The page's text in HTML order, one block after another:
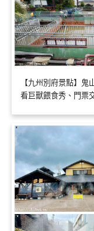
【九州別府景點】
看巨獸餵食秀、門票